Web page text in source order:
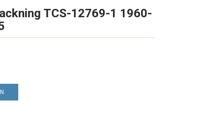
TCS-12769-1 1960-